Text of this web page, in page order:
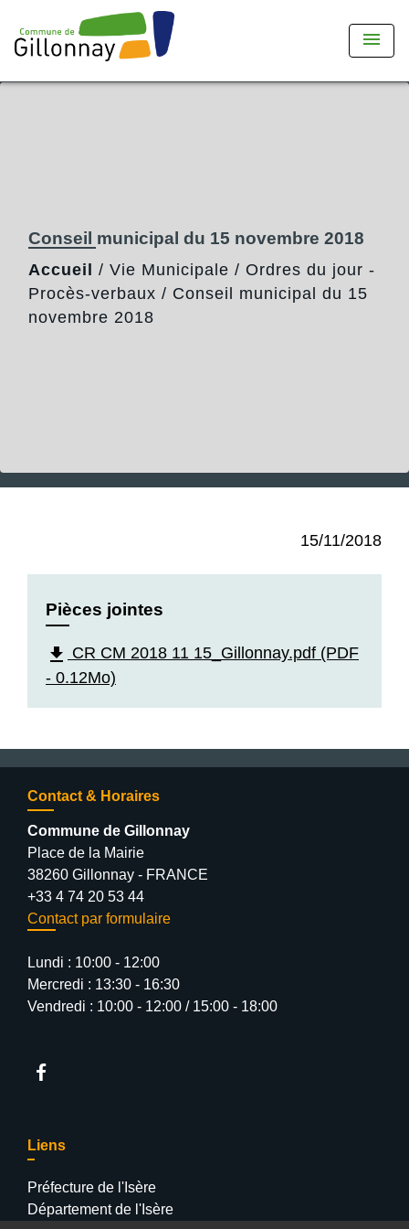
menu
Conseil municipal du 15 novembre 2018
Accueil / Vie Municipale / Ordres du jour -
Procès-verbaux / Conseil municipal du 15
novembre 2018
15/11/2018
Pièces jointes
file_download CR CM 2018 11 15_Gillonnay.pdf (PDF
- 0.12Mo)
Contact & Horaires
Commune de Gillonnay
Place de la Mairie
38260 Gillonnay - FRANCE
+33 4 74 20 53 44
Contact par formulaire
Lundi : 10:00 - 12:00
Mercredi : 13:30 - 16:30
Vendredi : 10:00 - 12:00 / 15:00 - 18:00
Liens
Préfecture de l'Isère
Département de l'Isère